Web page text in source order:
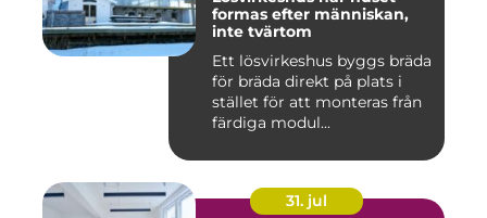
formas efter människan,
inte tvärtom
Ett lösvirkeshus byggs bräda
för bräda direkt på plats i
stället för att monteras från
färdiga modul...
31. jul